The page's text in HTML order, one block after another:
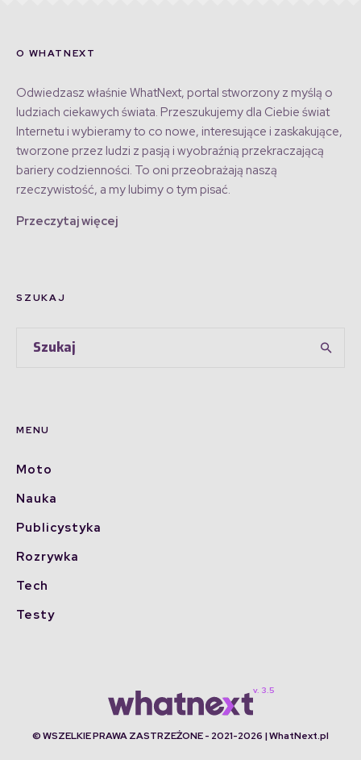
O WHATNEXT
Odwiedzasz właśnie WhatNext, portal stworzony z myślą o
ludziach ciekawych świata. Przeszukujemy dla Ciebie świat
Internetu i wybieramy to co nowe, interesujące i zaskakujące,
tworzone przez ludzi z pasją i wyobraźnią przekraczającą
bariery codzienności. To oni przeobrażają naszą
rzeczywistość, a my lubimy o tym pisać.
Przeczytaj więcej
SZUKAJ
MENU
Moto
Nauka
Publicystyka
Rozrywka
Tech
Testy
© WSZELKIE PRAWA ZASTRZEŻONE - 2021-2026 | WhatNext.pl